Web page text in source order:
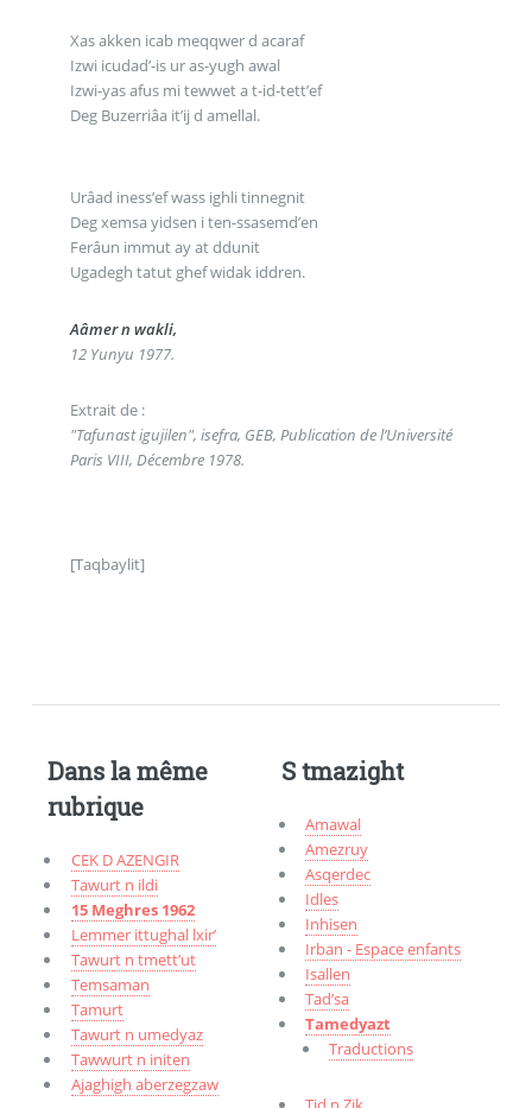
Xas akken icab meqqwer d acaraf
Izwi icudad’-is ur as-yugh awal
Izwi-yas afus mi tewwet a t-id-tett’ef
Deg Buzerriâa it’ij d amellal.
Urâad iness’ef wass ighli tinnegnit
Deg xemsa yidsen i ten-ssasemd’en
Ferâun immut ay at ddunit
Ugadegh tatut ghef widak iddren.
Aâmer n wakli,
12 Yunyu 1977.
Extrait de :
"Tafunast igujilen", isefra, GEB, Publication de l’Université
Paris VIII, Décembre 1978.
[Taqbaylit]
Dans la même
rubrique
CEK D AZENGIR
Tawurt n ildi
15 Meghres 1962
Lemmer ittughal lxir’
Tawurt n tmett’ut
Temsaman
Tamurt
Tawurt n umedyaz
Tawwurt n initen
Ajaghigh aberzegzaw
S tmazight
Amawal
Amezruy
Asqerdec
Idles
Inhisen
Irban - Espace enfants
Isallen
Tad’sa
Tamedyazt
Traductions